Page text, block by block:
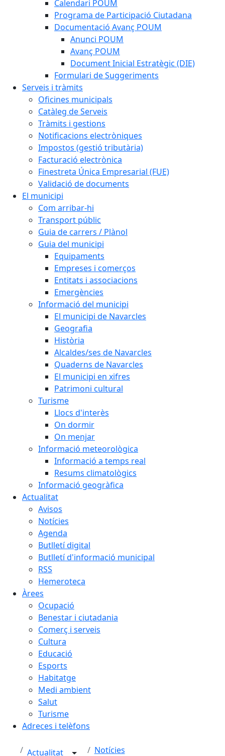
Calendari POUM
Programa de Participació Ciutadana
Documentació Avanç POUM
Anunci POUM
Avanç POUM
Document Inicial Estratègic (DIE)
Formulari de Suggeriments
Serveis i tràmits
Oficines municipals
Catàleg de Serveis
Tràmits i gestions
Notificacions electròniques
Impostos (gestió tributària)
Facturació electrònica
Finestreta Única Empresarial (FUE)
Validació de documents
El municipi
Com arribar-hi
Transport públic
Guia de carrers / Plànol
Guia del municipi
Equipaments
Empreses i comerços
Entitats i associacions
Emergències
Informació del municipi
El municipi de Navarcles
Geografia
Història
Alcaldes/ses de Navarcles
Quaderns de Navarcles
El municipi en xifres
Patrimoni cultural
Turisme
Llocs d'interès
On dormir
On menjar
Informació meteorològica
Informació a temps real
Resums climatològics
Informació geogràfica
Actualitat
Avisos
Notícies
Agenda
Butlletí digital
Butlletí d'informació municipal
RSS
Hemeroteca
Àrees
Ocupació
Benestar i ciutadania
Comerç i serveis
Cultura
Educació
Esports
Habitatge
Medi ambient
Salut
Turisme
Adreces i telèfons
Actualitat Notícies